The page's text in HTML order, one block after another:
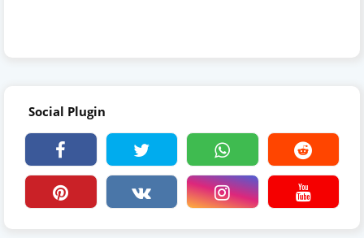
Social Plugin